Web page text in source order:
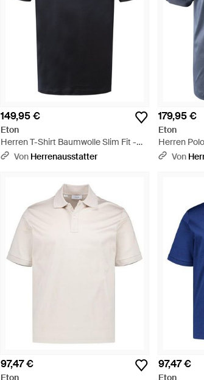
149,95 €
Eton
Herren T-Shirt Baumwolle Slim Fit -
Schwarz
Von Herrenausstatter
179,95 €
Eton
Herren
BlauVon
97,47 €
Eton
97,47 €
Eton